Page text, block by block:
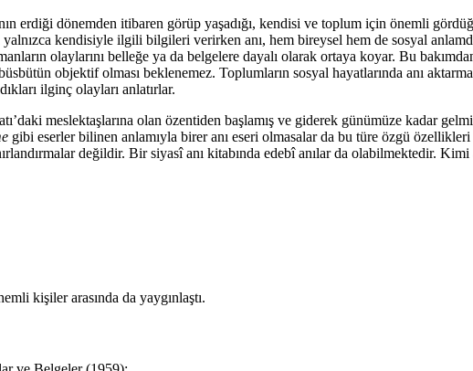
erdiği dönemden itibaren görüp yaşadığı, kendisi ve toplum için önemli
kendisiyle ilgili bilgileri verirken anı, hem bireysel hem de sosyal
olaylarını belleğe ya da belgelere dayalı olarak ortaya koyar. Bu
objektif olması beklenemez. Toplumların sosyal hayatlarında anı
ilginç olayları anlatırlar.
meslektaşlarına olan özentiden başlamış ve giderek günümüze kadar
gibi eserler bilinen anlamıyla birer anı eseri olmasalar da bu türe özgü
değildir. Bir siyasî anı kitabında edebî anılar da olabilmektedir.
kişiler arasında da yaygınlaştı.